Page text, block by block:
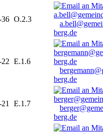
36 O.2.3
berg.de
E.1.6
berg.de
E.1.7
berg.de